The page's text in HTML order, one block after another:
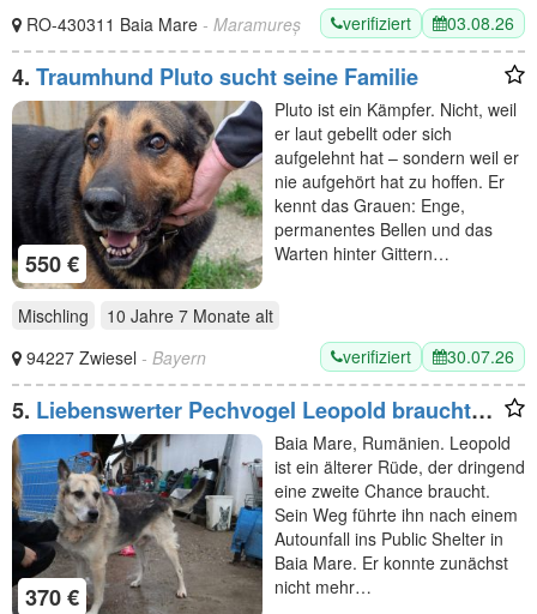
RO-430311 Baia Mare - Maramureș verifiziert 03.08.26
4. Traumhund Pluto sucht seine Familie
550 €
Pluto ist ein Kämpfer. Nicht, weil
er laut gebellt oder sich
aufgelehnt hat – sondern weil er
nie aufgehört hat zu hoffen. Er
kennt das Grauen: Enge,
permanentes Bellen und das
Warten hinter Gittern…
Mischling 10 Jahre 7 Monate alt
94227 Zwiesel - Bayern verifiziert 30.07.26
5. Liebenswerter Pechvogel Leopold braucht
Hilfe nach Unfall
370 €
Baia Mare, Rumänien. Leopold
ist ein älterer Rüde, der dringend
eine zweite Chance braucht.
Sein Weg führte ihn nach einem
Autounfall ins Public Shelter in
Baia Mare. Er konnte zunächst
nicht mehr…